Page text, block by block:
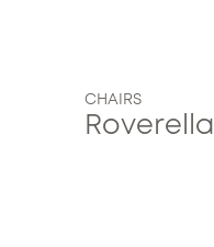
CHAIRS
Roverella